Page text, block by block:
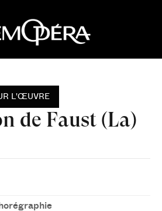
L'ŒUVRE
de Faust (La)